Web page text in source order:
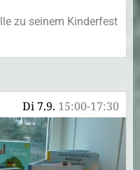
zu seinem Kinderfest
Di 7.9. 15:00-17:30